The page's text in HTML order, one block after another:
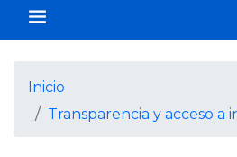
i
Inicio
Transparencia y acceso a